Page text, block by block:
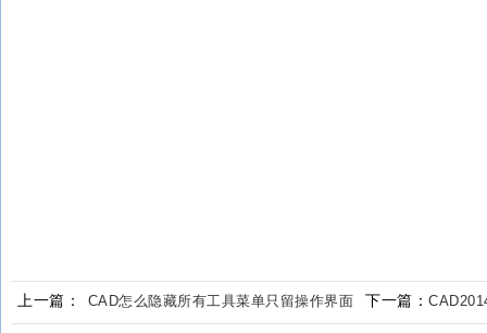
上一篇： CAD怎么隐藏所有工具菜单只留操作界面 下一篇：